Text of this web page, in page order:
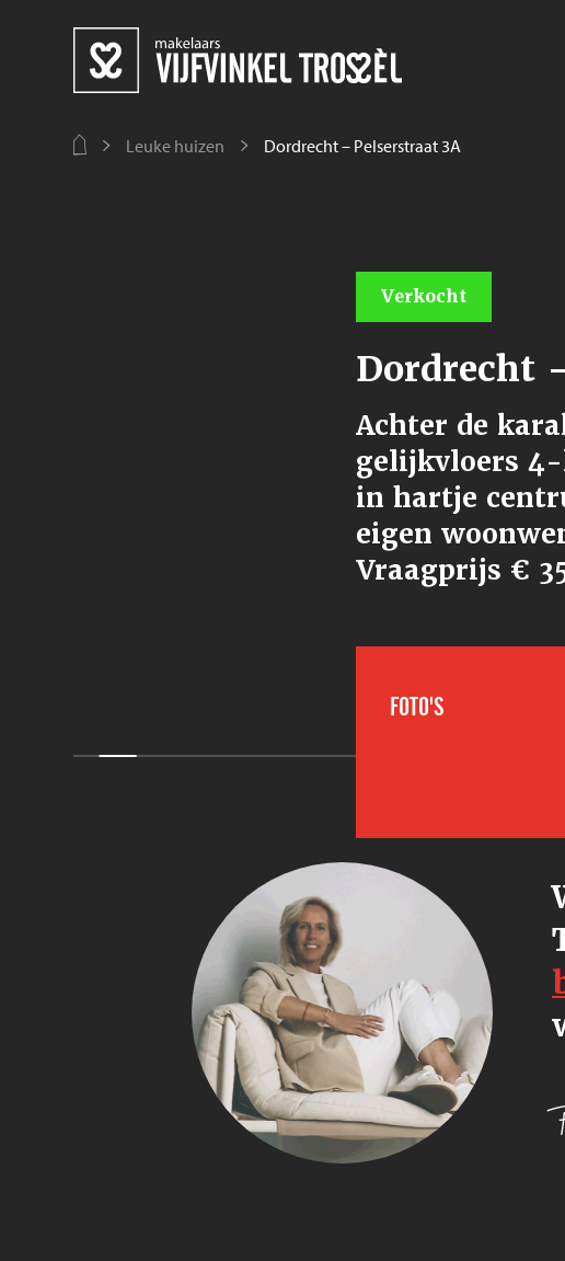
Leuke huizen Dordrecht – Pelserstraat 3A
Verkocht
Dordrecht
Achter de
gelijkvloers
in hartje
eigen
Vraagprijs €
FOTO'S